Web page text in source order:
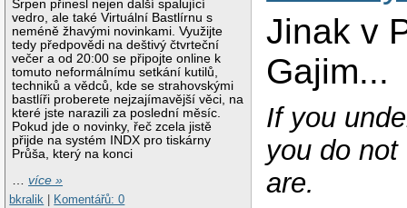
Srpen přinesl nejen další spalující
vedro, ale také Virtuální Bastlírnu s
neméně žhavými novinkami. Využijte
tedy předpovědi na deštivý čtvrteční
večer a od 20:00 se připojte online k
tomuto neformálnímu setkání kutilů,
techniků a vědců, kde se strahovskými
bastlíři proberete nejzajímavější věci, na
které jste narazili za poslední měsíc.
Pokud jde o novinky, řeč zcela jistě
přijde na systém INDX pro tiskárny
Průša, který na konci
…více »
bkralik
Komentářů: 0
Jinak v
Gajim...
If you
you do
are.